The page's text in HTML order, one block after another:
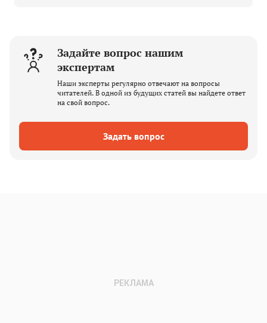
Задайте вопрос нашим
экспертам
Наши эксперты регулярно отвечают на вопросы
читателей. В одной из будущих статей вы найдете ответ
на свой вопрос.
Задать вопрос